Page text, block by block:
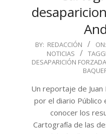
2023-
10
BY: REDACCIÓN ON:
NOTICIAS
DESAPARICIÓN
Un reportaje de
por el diario Público
conocer los
Cartografía de las